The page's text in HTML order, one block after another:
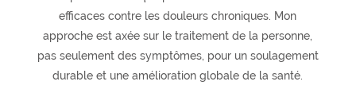
efficaces contre les douleurs chroniques. Mon
approche est axée sur le traitement de la personne,
pas seulement des symptômes, pour un soulagement
durable et une amélioration globale de la santé.